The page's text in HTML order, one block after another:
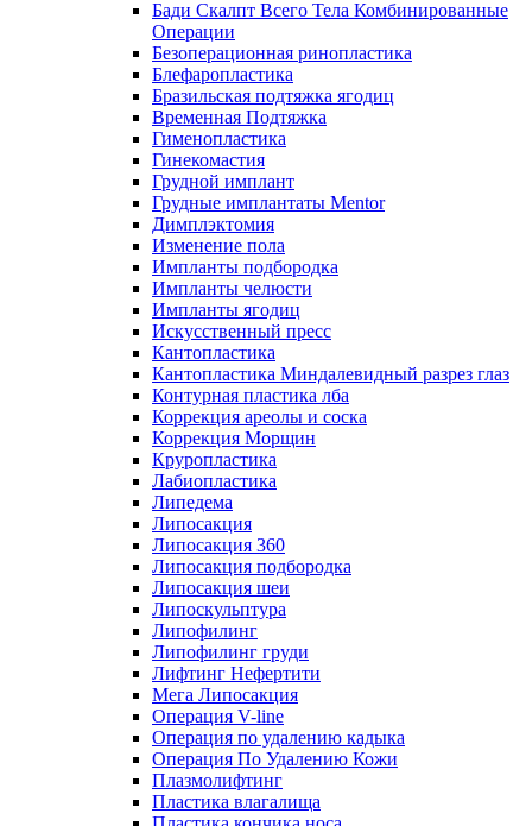
Бади Скалпт Всего Тела Комбинированные
Операции
Безоперационная ринопластика
Блефаропластика
Бразильская подтяжка ягодиц
Временная Подтяжка
Гименопластика
Гинекомастия
Грудной имплант
Грудные имплантаты Mentor
Димплэктомия
Изменение пола
Импланты подбородка
Импланты челюсти
Импланты ягодиц
Искусственный пресс
Кантопластика
Кантопластика Миндалевидный разрез глаз
Контурная пластика лба
Коррекция ареолы и соска
Коррекция Морщин
Круропластика
Лабиопластика
Липедема
Липосакция
Липосакция 360
Липосакция подбородка
Липосакция шеи
Липоскульптура
Липофилинг
Липофилинг груди
Лифтинг Нефертити
Мега Липосакция
Операция V-line
Операция по удалению кадыка
Операция По Удалению Кожи
Плазмолифтинг
Пластика влагалища